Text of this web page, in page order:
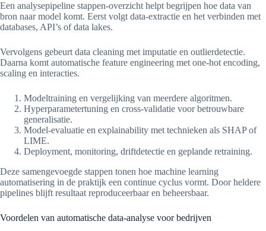
Een analysepipeline stappen-overzicht helpt begrijpen hoe data van
bron naar model komt. Eerst volgt data-extractie en het verbinden met
databases, API’s of data lakes.
Vervolgens gebeurt data cleaning met imputatie en outlierdetectie.
Daarna komt automatische feature engineering met one-hot encoding,
scaling en interacties.
Modeltraining en vergelijking van meerdere algoritmen.
Hyperparametertuning en cross-validatie voor betrouwbare
generalisatie.
Model-evaluatie en explainability met technieken als SHAP of
LIME.
Deployment, monitoring, driftdetectie en geplande retraining.
Deze samengevoegde stappen tonen hoe machine learning
automatisering in de praktijk een continue cyclus vormt. Door heldere
pipelines blijft resultaat reproduceerbaar en beheersbaar.
Voordelen van automatische data-analyse voor bedrijven